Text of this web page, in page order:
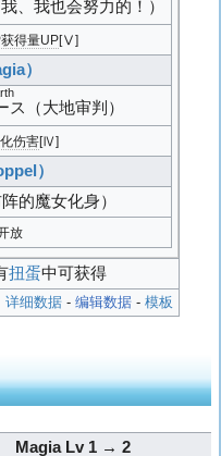
我、我也会努力的！）
获得量UP[Ⅴ]
）
ス （大地审判）
伤害[Ⅳ]
）
的魔女化身）
放
扭蛋中可获得
详细数据- 编辑数据- 模板
Magia Lv 1 → 2